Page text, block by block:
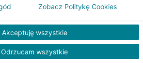
1 Bankomat (Euronet)
Bankomat
(Euronet)
Akceptuję wszystkie
Odrzucam wszystkie
Zobacz Politykę Cookies